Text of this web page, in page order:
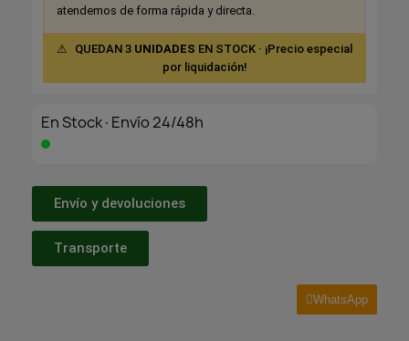
atendemos de forma rápida y directa.
⚠ QUEDAN 3 UNIDADES EN STOCK · ¡Precio especial
por liquidación!
En Stock·Envío 24/48h
Envío y devoluciones
Transporte
WhatsApp